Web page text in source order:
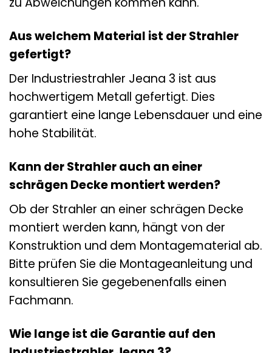
Aus welchem Material ist der Strahler
gefertigt?
Der Industriestrahler Jeana 3 ist aus
hochwertigem Metall gefertigt. Dies
garantiert eine lange Lebensdauer und eine
hohe Stabilität.
Kann der Strahler auch an einer
schrägen Decke montiert werden?
Ob der Strahler an einer schrägen Decke
montiert werden kann, hängt von der
Konstruktion und dem Montagematerial ab.
Bitte prüfen Sie die Montageanleitung und
konsultieren Sie gegebenenfalls einen
Fachmann.
Wie lange ist die Garantie auf den